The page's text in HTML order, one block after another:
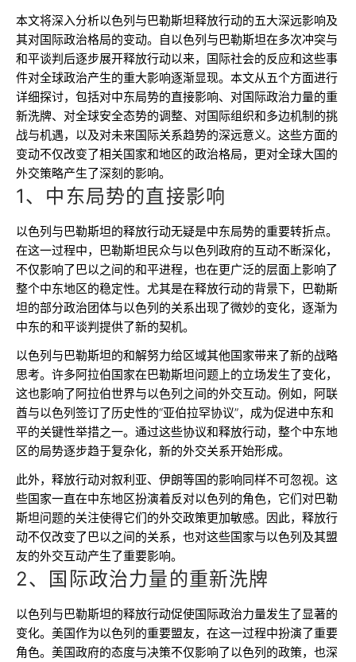
本文将深入分析以色列与巴勒斯坦释放行动的五大深远影响及
其对国际政治格局的变动。自以色列与巴勒斯坦在多次冲突与
和平谈判后逐步展开释放行动以来，国际社会的反应和这些事
件对全球政治产生的重大影响逐渐显现。本文从五个方面进行
详细探讨，包括对中东局势的直接影响、对国际政治力量的重
新洗牌、对全球安全态势的调整、对国际组织和多边机制的挑
战与机遇，以及对未来国际关系趋势的深远意义。这些方面的
变动不仅改变了相关国家和地区的政治格局，更对全球大国的
外交策略产生了深刻的影响。
1、中东局势的直接影响
以色列与巴勒斯坦的释放行动无疑是中东局势的重要转折点。
在这一过程中，巴勒斯坦民众与以色列政府的互动不断深化，
不仅影响了巴以之间的和平进程，也在更广泛的层面上影响了
整个中东地区的稳定性。尤其是在释放行动的背景下，巴勒斯
坦的部分政治团体与以色列的关系出现了微妙的变化，逐渐为
中东的和平谈判提供了新的契机。
以色列与巴勒斯坦的和解努力给区域其他国家带来了新的战略
思考。许多阿拉伯国家在巴勒斯坦问题上的立场发生了变化，
这也影响了阿拉伯世界与以色列之间的外交互动。例如，阿联
酋与以色列签订了历史性的“亚伯拉罕协议”，成为促进中东和
平的关键性举措之一。通过这些协议和释放行动，整个中东地
区的局势逐步趋于复杂化，新的外交关系开始形成。
此外，释放行动对叙利亚、伊朗等国的影响同样不可忽视。这
些国家一直在中东地区扮演着反对以色列的角色，它们对巴勒
斯坦问题的关注使得它们的外交政策更加敏感。因此，释放行
动不仅改变了巴以之间的关系，也对这些国家与以色列及其盟
友的外交互动产生了重要影响。
2、国际政治力量的重新洗牌
以色列与巴勒斯坦的释放行动促使国际政治力量发生了显著的
变化。美国作为以色列的重要盟友，在这一过程中扮演了重要
角色。美国政府的态度与决策不仅影响了以色列的政策，也深